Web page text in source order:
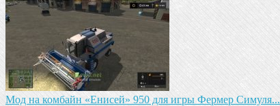
Мод на комбайн «Енисей» 950 для игры Фермер Симуля...